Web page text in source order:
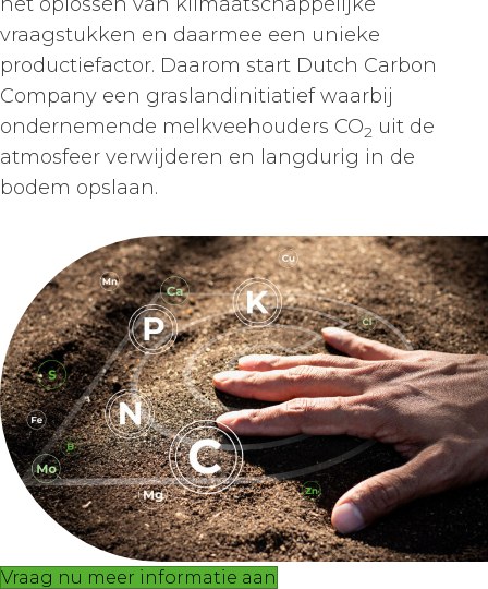
vraagstukken en daarmee een unieke
productiefactor. Daarom start Dutch Carbon
Company een graslandinitiatief waarbij
ondernemende melkveehouders CO2 uit de
atmosfeer verwijderen en langdurig in de
bodem opslaan.
Vraag nu meer informatie aan